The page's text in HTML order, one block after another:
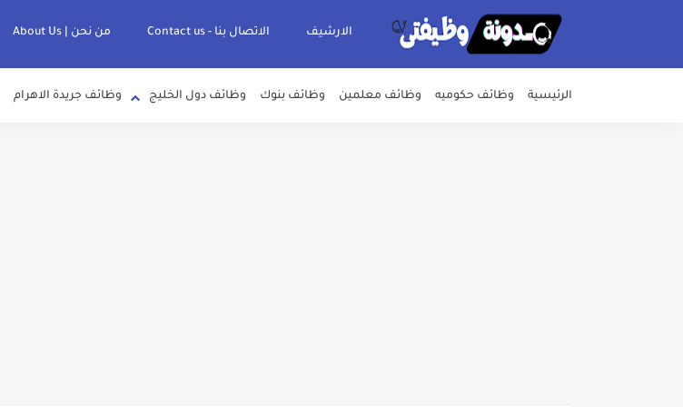
الارشيف الاتصال بنا - Contact us من نحن | About Us
الرئيسية وظائف حكوميه وظائف معلمين وظائف بنوك وظائف دول الخليج وظائف جريدة الاهرام